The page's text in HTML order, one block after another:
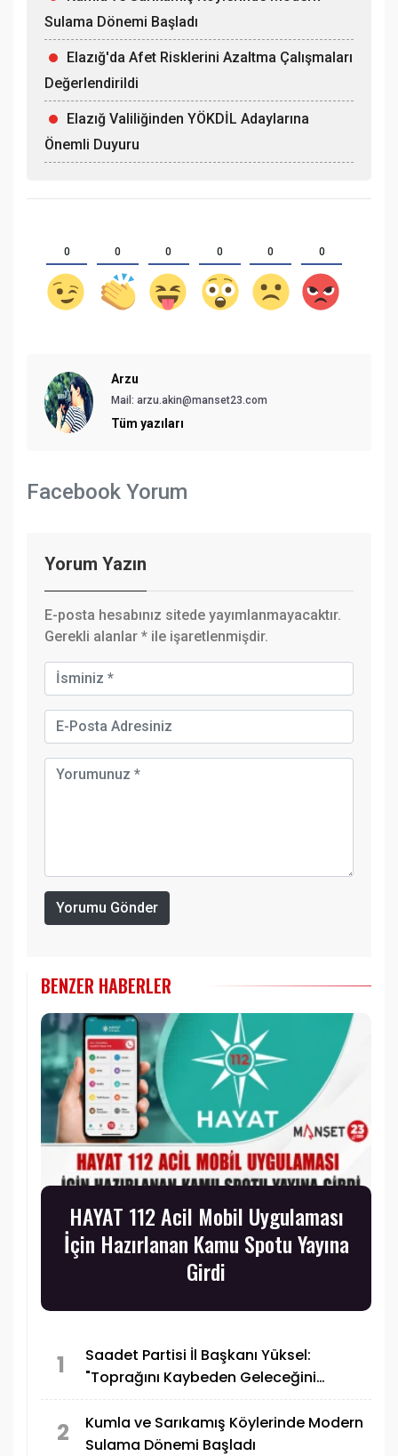
Sulama Dönemi Başladı
Elazığ'da Afet Risklerini Azaltma Çalışmaları
Değerlendirildi
Elazığ Valiliğinden YÖKDİL Adaylarına
Önemli Duyuru
0 0 0 0 0 0
Arzu
Mail: arzu.akin@manset23.com
Tüm yazıları
Facebook Yorum
Yorum Yazın
E-posta hesabınız sitede yayımlanmayacaktır.
Gerekli alanlar * ile işaretlenmişdir.
Yorumu Gönder
BENZER HABERLER
HAYAT 112 Acil Mobil Uygulaması
İçin Hazırlanan Kamu Spotu Yayına
Girdi
1
Saadet Partisi İl Başkanı Yüksel:
"Toprağını Kaybeden Geleceğini
2
Kumla ve Sarıkamış Köylerinde Modern
Sulama Dönemi Başladı